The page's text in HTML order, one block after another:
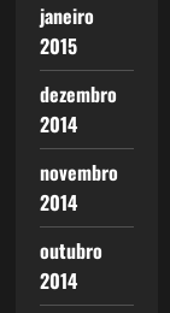
janeiro
2015
dezembro
2014
novembro
2014
outubro
2014